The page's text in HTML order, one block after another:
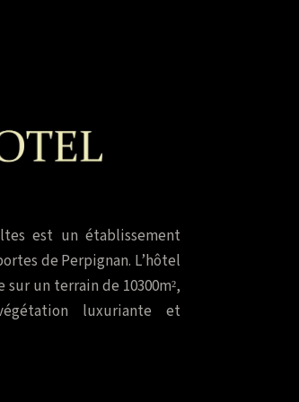
est un établissement
de Perpignan. L’hôtel
un terrain de 10300m²,
luxuriante et